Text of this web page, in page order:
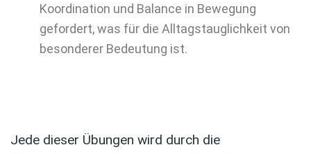
Koordination und Balance in Bewegung
gefordert, was für die Alltagstauglichkeit von
besonderer Bedeutung ist.
Jede dieser Übungen wird durch die